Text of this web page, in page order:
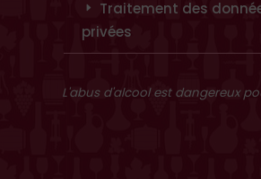
Traitement des
privées
L'abus d'alcool est dangereux